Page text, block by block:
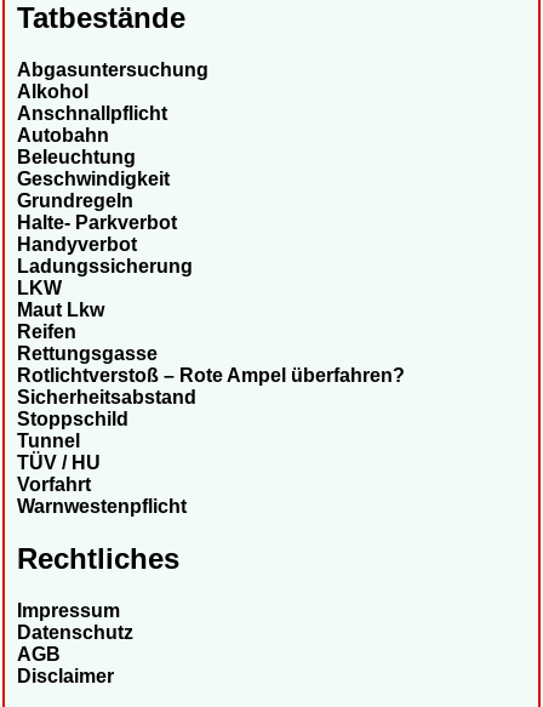
Tatbestände
Abgasuntersuchung
Alkohol
Anschnallpflicht
Autobahn
Beleuchtung
Geschwindigkeit
Grundregeln
Halte- Parkverbot
Handyverbot
Ladungssicherung
LKW
Maut Lkw
Reifen
Rettungsgasse
Rotlichtverstoß – Rote Ampel überfahren?
Sicherheitsabstand
Stoppschild
Tunnel
TÜV / HU
Vorfahrt
Warnwestenpflicht
Rechtliches
Impressum
Datenschutz
AGB
Disclaimer